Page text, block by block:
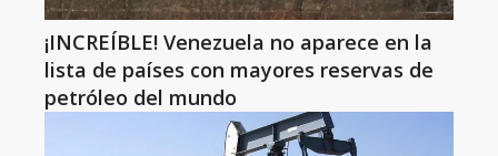
¡INCREÍBLE! Venezuela no aparece en la
lista de países con mayores reservas de
petróleo del mundo